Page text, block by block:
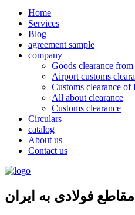
Home
Services
Blog
agreement sample
company
Goods clearance from
Airport customs
Customs clearance of
All about clearance
Customs clearance
Circulars
catalog
About us
Contact us
فولادی به ایران